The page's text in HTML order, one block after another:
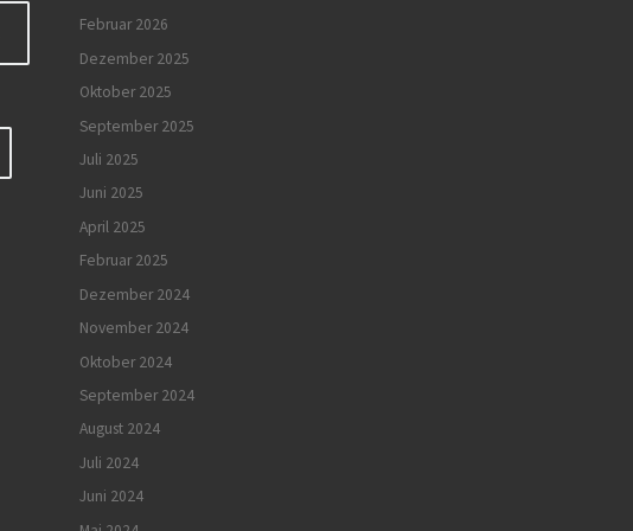
Februar 2026
Dezember 2025
Oktober 2025
September 2025
Juli 2025
Juni 2025
April 2025
Februar 2025
Dezember 2024
November 2024
Oktober 2024
September 2024
August 2024
Juli 2024
Juni 2024